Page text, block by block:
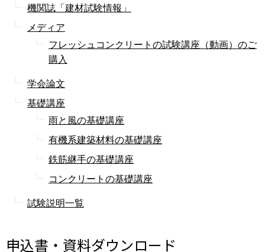
機関誌「建材試験情報」
メディア
フレッシュコンクリートの試験講座（動画）のご
購入
学会論文
基礎講座
雨と風の基礎講座
有機系建築材料の基礎講座
鉄筋継手の基礎講座
コンクリートの基礎講座
試験説明一覧
申込書・資料ダウンロード